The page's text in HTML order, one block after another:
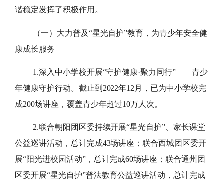
谐稳定发挥了积极作用。
（一）大力普及“星光自护”教育，为青少年安全健
康成长服务
1.深入中小学校开展“守护健康·聚力同行”——青少
年健康守护行动。截止到2022年12月，已为中小学校完
成200场讲座，覆盖青少年超过10万人次。
2.联合朝阳团区委持续开展“星光自护”、家长课堂
公益巡讲活动，总计完成43场讲座；联合西城团区委开
展“阳光进校园活动”，总计完成60场讲座；联合通州团
区委开展“星光自护”普法教育公益巡讲活动，总计完成